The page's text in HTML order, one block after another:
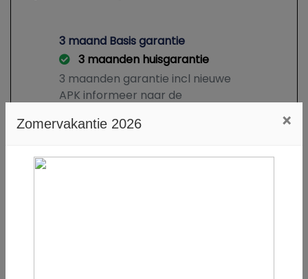
3 maand Basis garantie
3 maanden huisgarantie
3 maanden garantie incl nieuwe
APK informeer naar de
Zomervakantie 2026 ×